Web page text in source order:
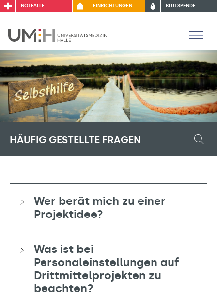
NOTFÄLLE EINRICHTUNGEN BLUTSPENDE
HÄUFIG GESTELLTE FRAGEN
Wer berät mich zu einer
Projektidee?
Was ist bei
Personaleinstellungen auf
Drittmittelprojekten zu
beachten?